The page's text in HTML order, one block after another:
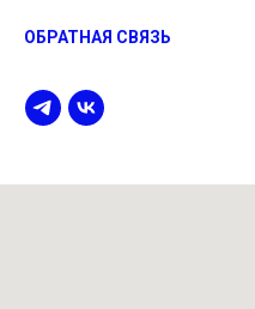
ОБРАТНАЯ СВЯЗЬ